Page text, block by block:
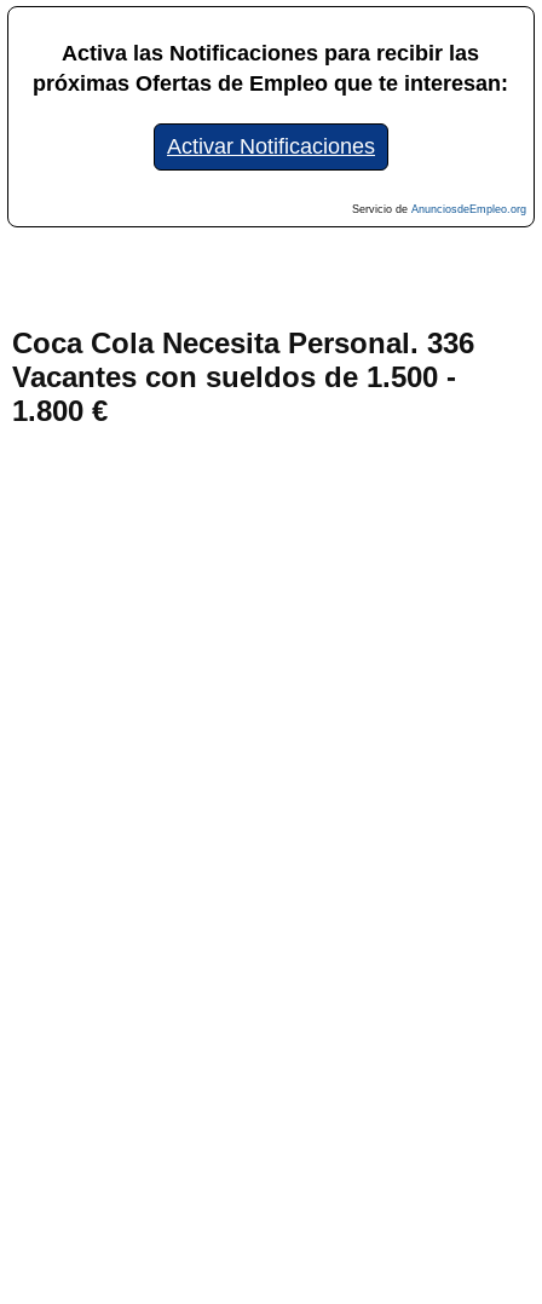
Activa las Notificaciones para recibir las
próximas Ofertas de Empleo que te interesan:
Activar Notificaciones
Servicio de AnunciosdeEmpleo.org
Coca Cola Necesita Personal. 336
Vacantes con sueldos de 1.500 -
1.800 €